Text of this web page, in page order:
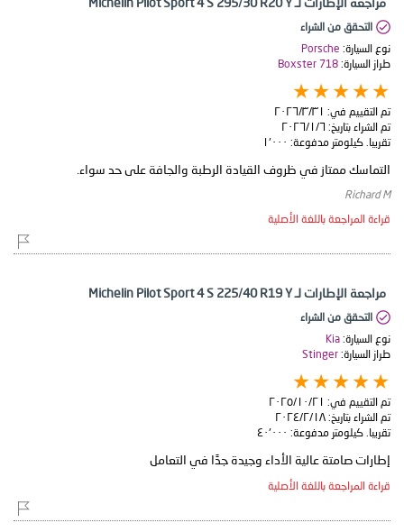
التحقق من الشراء
نوع السيارة: Porsche
طراز السيارة: Boxster 718
تم التقييم في: ٣١‏/٣‏/٢٠٢٦
تم الشراء بتاريخ: ٦‏/١‏/٢٠٢٦
تقريبا. كيلومتر مدفوعة: ١٬٠٠٠
التماسك ممتاز في ظروف القيادة الرطبة والجافة على حد سواء.
Richard M
قراءة المراجعة باللغة الأصلية
مراجعة الإطارات لـ Michelin Pilot Sport 4 S 225/40 R19 Y
التحقق من الشراء
نوع السيارة: Kia
طراز السيارة: Stinger
تم التقييم في: ٢١‏/١٠‏/٢٠٢٥
تم الشراء بتاريخ: ١٨‏/٢‏/٢٠٢٤
تقريبا. كيلومتر مدفوعة: ٤٠٬٠٠٠
إطارات صامتة عالية الأداء وجيدة جدًا في التعامل
قراءة المراجعة باللغة الأصلية